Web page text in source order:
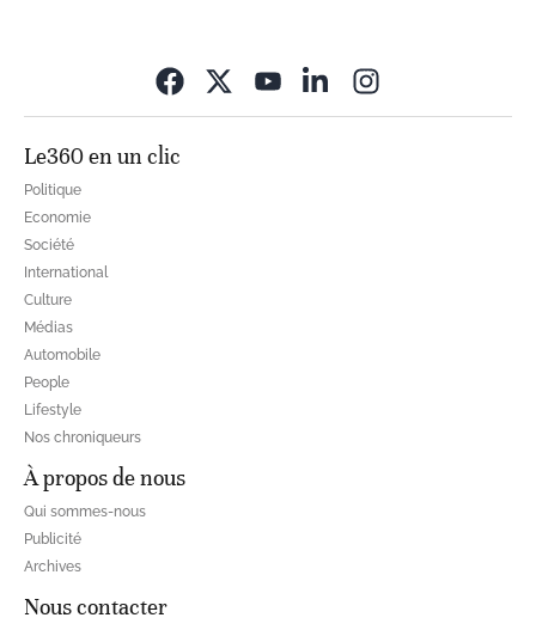
Le360 en un clic
Politique
Economie
Société
International
Culture
Médias
Automobile
People
Lifestyle
Nos chroniqueurs
À propos de nous
Qui sommes-nous
Publicité
Archives
Nous contacter